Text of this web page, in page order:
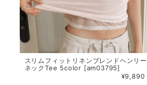
スリムフィットリネンブレンドヘンリー
ネックTee 5color [am03795]
¥9,890